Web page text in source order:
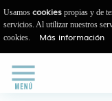
Usamos cookies propias y de
servicios. Al utilizar nuestros
cookies.
Más información